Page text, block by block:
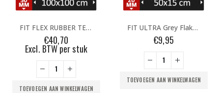
FIT FLEX RUBBER TEGEL 100x100x3cm (+plugs)
€40,70
Excl. BTW per stuk
TOEVOEGEN AAN WINKELWAGEN
FIT ULTRA Grey Flakes RAMP 50x2cm
€9,95
TOEVOEGEN AAN WINKELWAGEN